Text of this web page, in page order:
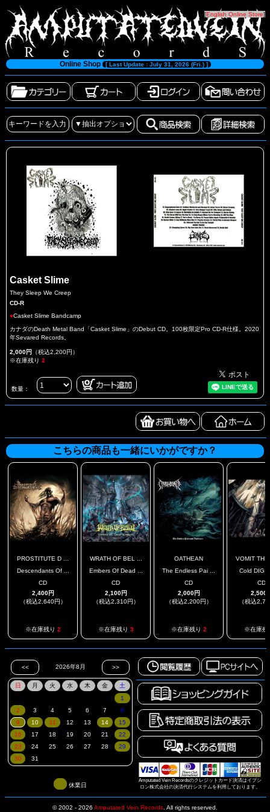
[English Online Store]
Online Shop [ Last Update : July 31, 2026 (Fri.) ]
Casket Slime
They Sleep We Creep
CD-R
●Casket Slime Bandcamp
カナダのDeath Metal Band「Casket Slime」のDebut CD。100枚限定Pro CD-R仕様。2020
年Sevared Records。
2,000円 （税込2,200円）
※在庫残り 2
数量：
こちらの商品も一緒にいかがですか？
PROSTITUTE D ...
Descendants Of ...
CD
2,400円
（税込2,640円）
※在庫残り 2
WRATH OF BEL ...
Embers Of Dead ...
CD
2,100円
（税込2,310円）
※在庫残り 3
OATHEAN
The Endless Pai ...
CD
2,000円
（税込2,200円）
※在庫残り 2
VOMIT
Cold DIGI-
CD
2,500
（税込
※在庫残
Amputated Vein Recordsのクレジットカード決済はイプシ
ロン株式会社の決済代行システムを利用しております。
休業日
© 2002 - 2026 Amputated Vein Records All rights reserved.